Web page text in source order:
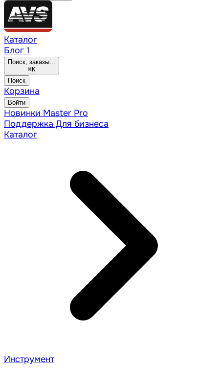
Каталог
Блог 1
Поиск, заказы...
⌘K
Поиск
Корзина
Войти
Новинки Master Pro
Поддержка Для бизнеса
Каталог
Инструмент